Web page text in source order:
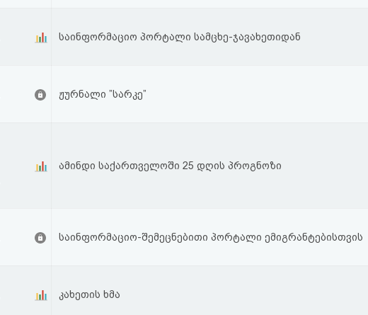
საინფორმაციო პორტალი სამცხე-ჯავახეთიდან
ჟურნალი ”სარკე”
ამინდი საქართველოში 25 დღის პროგნოზი
საინფორმაციო-შემეცნებითი პორტალი ემიგრანტებისთვის
კახეთის ხმა